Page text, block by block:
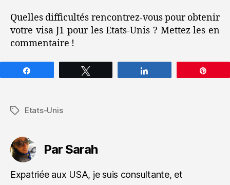
Quelles difficultés rencontrez-vous pour obtenir
votre visa J1 pour les Etats-Unis ? Mettez les en
commentaire !
Étiquettes
Etats-Unis
Par Sarah
Expatriée aux USA, je suis consultante, et